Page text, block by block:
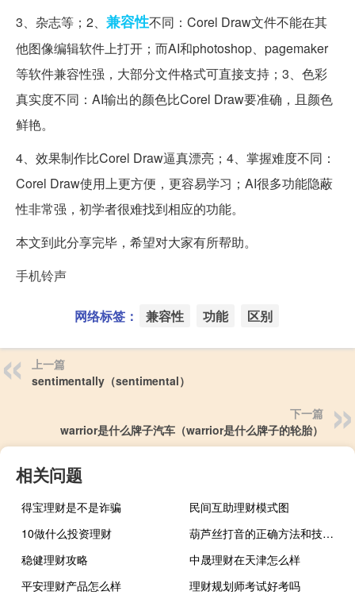
3、杂志等；2、 兼容性不同：Corel Draw文件不能在其
他图像编辑软件上打开；而AI和photoshop、pagemaker
等软件兼容性强，大部分文件格式可直接支持；3、色彩
真实度不同：AI输出的颜色比Corel Draw要准确，且颜色
鲜艳。
4、效果制作比Corel Draw逼真漂亮；4、掌握难度不同：
Corel Draw使用上更方便，更容易学习；AI很多功能隐蔽
性非常强，初学者很难找到相应的功能。
本文到此分享完毕，希望对大家有所帮助。
手机铃声
网络标签： 兼容性 功能 区别
上一篇
sentimentally（sentimental）
下一篇
warrior是什么牌子汽车（warrior是什么牌子的轮胎）
相关问题
得宝理财是不是诈骗
民间互助理财模式图
10做什么投资理财
葫芦丝打音的正确方法和技巧（葫芦丝打音）
稳健理财攻略
中晟理财在天津怎么样
平安理财产品怎么样
理财规划师考试好考吗